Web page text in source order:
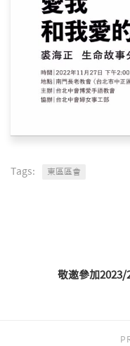
Tags: 東區區會
敬邀參加